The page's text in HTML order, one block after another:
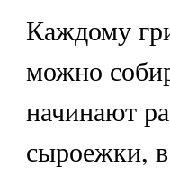
Каждому
можно
начинают
сыроежки,